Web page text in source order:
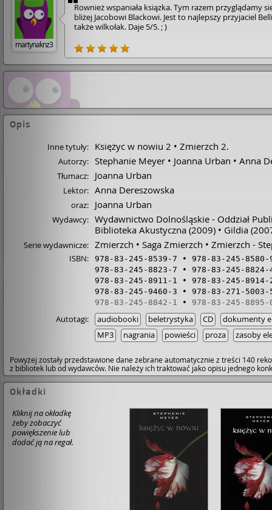
martynaknz3
Rownież wspaniała ksiązka. Tym razem przyglądamy
bliżej Jacobowi Blackowi. Jest to najlepszy przyjaciel
także wilkołak. Daje 5/5. ; )
Opis
Inne tytuły: Księżyc w nowiu 2 Zmierzch 2.
Autorzy: Stephanie Meyer Joanna Urban Anna
Tłumacz: Joanna Urban
Lektor: Anna Dereszowska
oraz: Joanna Urban
Wydawcy: Wydawnictwo Dolnośląskie - Oddział
Biblioteka Akustyczna (2009) Gildia
Serie wydawnicze: Zmierzch Saga Zmierzch Zmierzch -
ISBN: 978-83-245-8539-7
978-83-245-8580-
978-83-245-8823-7
978-83-245-8824-
978-83-245-8911-1
978-83-245-8914-
978-83-245-9460-3
978-83-271-5003-
978-83-245-8842-1
978-83-245-8895-
Autotagi: audiobooki beletrystyka CD
dokumenty
MP3
nagrania powieści proza zasoby
Powyżej zostały przedstawione dane zebrane automatycznie z treści 140
z bibliotek lub od wydawców. Nie należy ich traktować jako opisu jednego
Okładki
Kliknij na okładkę
żeby zobaczyć
powiększenie lub
dodać ją na regał.